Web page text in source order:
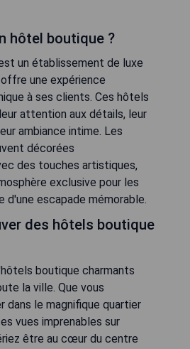
hôtel boutique ?
un établissement de luxe
une expérience
à ses clients. Ces hôtels
attention aux détails, leur
ambiance intime. Les
décorées
des touches artistiques,
exclusive pour les
d'une escapade mémorable.
des hôtels boutique
boutique charmants
la ville. Que vous
dans le magnifique quartier
vues imprenables sur
être au cœur du centre